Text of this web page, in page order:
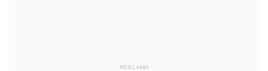
REKLAMA